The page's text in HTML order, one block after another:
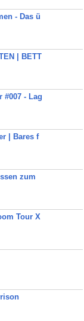
- Das ü
| BETT
#007 - Lag
| Bares f
zum
Tour X